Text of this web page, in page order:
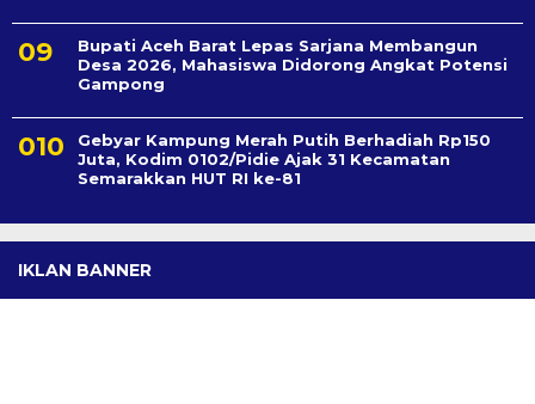
Bupati Aceh Barat Lepas Sarjana Membangun
Desa 2026, Mahasiswa Didorong Angkat Potensi
Gampong
Gebyar Kampung Merah Putih Berhadiah Rp150
Juta, Kodim 0102/Pidie Ajak 31 Kecamatan
Semarakkan HUT RI ke-81
IKLAN BANNER